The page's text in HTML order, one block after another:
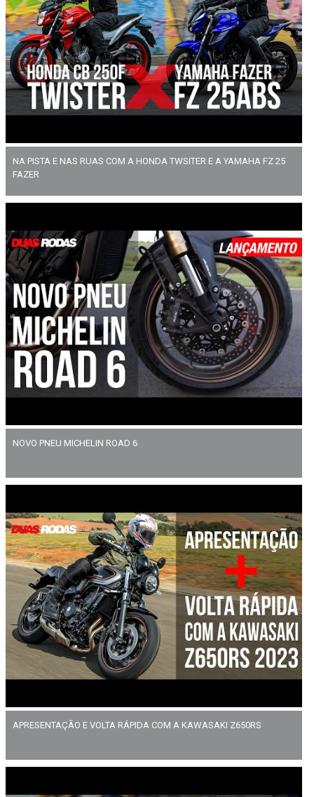
NA PISTA E NAS RUAS COM A HONDA TWSITER E A YAMAHA FZ 25
FAZER
NOVO PNEU MICHELIN ROAD 6
APRESENTAÇÃO E VOLTA RÁPIDA COM A KAWASAKI Z650RS